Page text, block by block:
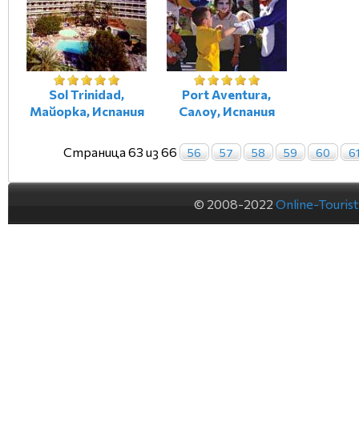
Sol Trinidad,
Майорка, Испания
Port Aventura,
Салоу, Испания
Страница 63 из 66 56 57 58 59 60
© 2008-2022 Online-